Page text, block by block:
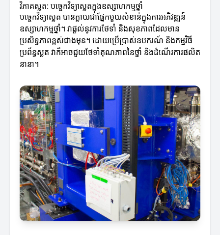
វិភាគស្លត: បច្ចេកវិទ្យាស្លតក្នុងឧស្សាហកម្មថ្នាំ
បច្ចេកវិទ្យាស្លត បានក្លាយជាផ្នែកមួយសំខាន់ក្នុងការអភិវឌ្ឍន៍
ឧស្សាហកម្មថ្នាំ។ វាផ្តល់នូវការថែទាំ និងសុខភាពដែលមាន
ប្រសិទ្ធភាពខ្ពស់ជាងមុន។ ដោយប្រើប្រាស់ឧបករណ៍ និងកម្មវិធី
ប្រព័ន្ធស្លត វាក៏អាចជួយថែទាំគុណភាពនៃថ្នាំ និងដំណើរការផលិត
នានា។